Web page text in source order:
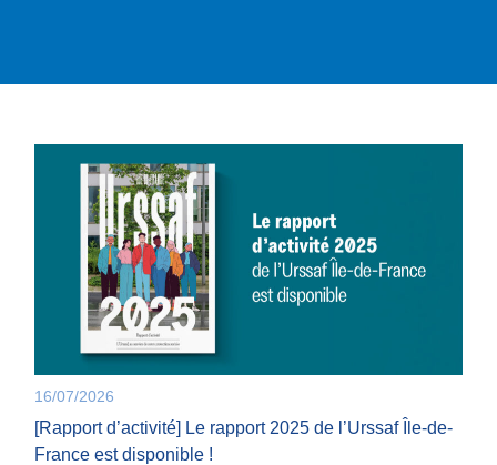
16/07/2026
[Rapport d’activité] Le rapport 2025 de l’Urssaf Île-de-
France est disponible !